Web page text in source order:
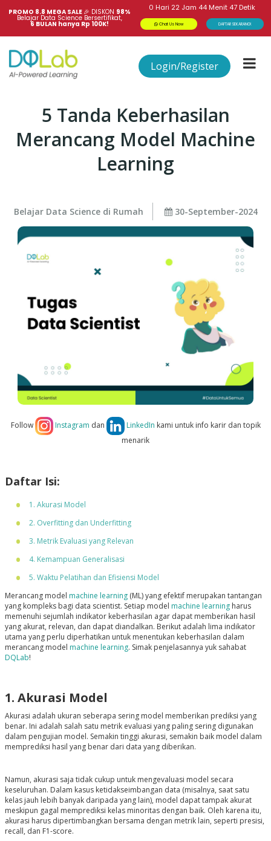
PROMO 8.8 MEGA SALE 🎉 DISKON 98%
Belajar Data Science Bersertifikat,
6 BULAN hanya Rp 100K!
0 Hari 22Jam 44Menit 47Detik
Chat Us Now DAFTAR SEKARANG!
Login/Register
5 Tanda Keberhasilan
Merancang Model Machine
Learning
Belajar Data Science di Rumah 30-September-2024
Follow Instagram dan LinkedIn kami untuk info karir dan topik
menarik
Daftar Isi:
1. Akurasi Model
2. Overfitting dan Underfitting
3. Metrik Evaluasi yang Relevan
4. Kemampuan Generalisasi
5. Waktu Pelatihan dan Efisiensi Model
Merancang model machine learning(ML) yang efektif merupakan tantangan
yang kompleks bagi data scientist. Setiap model machine learningharus
memenuhi sejumlah indikator keberhasilan agar dapat memberikan hasil
yang akurat, relevan, dan dapat diandalkan. Berikut adalah lima indikator
utama yang perlu diperhatikan untuk menentukan keberhasilan dalam
merancang model machine learning. Simak penjelasannya yuk sahabat
DQLab!
1. Akurasi Model
Akurasi adalah ukuran seberapa sering model memberikan prediksi yang
benar. Ini adalah salah satu metrik evaluasi yang paling sering digunakan
dalam pengujian model. Semakin tinggi akurasi, semakin baik model dalam
memprediksi hasil yang benar dari data yang diberikan.
Namun, akurasi saja tidak cukup untuk mengevaluasi model secara
keseluruhan. Dalam kasus ketidakseimbangan data (misalnya, saat satu
kelas jauh lebih banyak daripada yang lain), model dapat tampak akurat
meskipun gagal memprediksi kelas minoritas dengan baik. Oleh karena itu,
akurasi harus dipertimbangkan bersama dengan metrik lain, seperti presisi,
recall, dan F1-score.